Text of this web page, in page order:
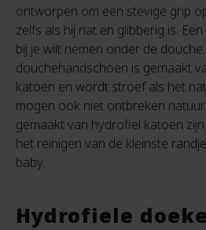
ontworpen om een stevige grip
zelfs als hij nat en glibberig is.
bij je wilt nemen onder de
douchehandschoen is gemaakt
katoen en wordt stroef als het
mogen ook niet ontbreken
gemaakt van hydrofiel katoen
het reinigen van de kleinste
baby.
Hydrofiele